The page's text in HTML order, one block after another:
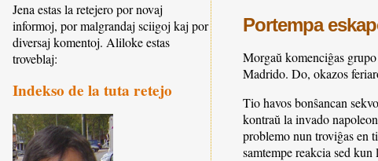
Portempa
Morgaŭ komenciĝas
Madrido. Do, okazos
Tio havos bonŝancan
kontraŭ la invado
problemo nun troviĝas en
samtempe reakcia sed
Jena estas la retejero por novaj
informoj, por malgrandaj sciigoj kaj por
diversaj komentoj. Aliloke estas
troveblaj:
Indekso de la tuta retejo